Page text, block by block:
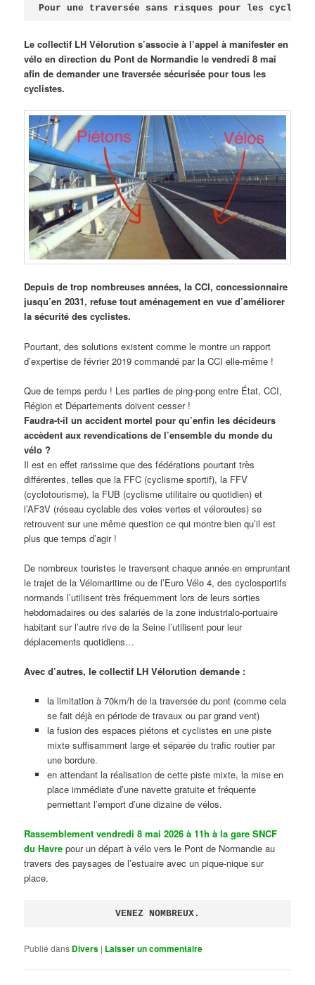
Pour une traversée sans risques pour les
Le collectif LH Vélorution s’associe à l’appel à manifester en
vélo en direction du Pont de Normandie le vendredi 8 mai
afin de demander une traversée sécurisée pour tous les
cyclistes.
Depuis de trop nombreuses années, la CCI, concessionnaire
jusqu’en 2031, refuse tout aménagement en vue d’améliorer
la sécurité des cyclistes.
Pourtant, des solutions existent comme le montre un rapport
d’expertise de février 2019 commandé par la CCI elle-même !
Que de temps perdu ! Les parties de ping-pong entre État, CCI,
Région et Départements doivent cesser !
Faudra-t-il un accident mortel pour qu’enfin les décideurs
accèdent aux revendications de l’ensemble du monde du
vélo ?
Il est en effet rarissime que des fédérations pourtant très
différentes, telles que la FFC (cyclisme sportif), la FFV
(cyclotourisme), la FUB (cyclisme utilitaire ou quotidien) et
l’AF3V (réseau cyclable des voies vertes et véloroutes) se
retrouvent sur une même question ce qui montre bien qu’il est
plus que temps d’agir !
De nombreux touristes le traversent chaque année en empruntant
le trajet de la Vélomaritime ou de l’Euro Vélo 4, des cyclosportifs
normands l’utilisent très fréquemment lors de leurs sorties
hebdomadaires ou des salariés de la zone industrialo-portuaire
habitant sur l’autre rive de la Seine l’utilisent pour leur
déplacements quotidiens…
Avec d’autres, le collectif LH Vélorution demande :
la limitation à 70km/h de la traversée du pont (comme cela
se fait déjà en période de travaux ou par grand vent)
la fusion des espaces piétons et cyclistes en une piste
mixte suffisamment large et séparée du trafic routier par
une bordure.
en attendant la réalisation de cette piste mixte, la mise en
place immédiate d’une navette gratuite et fréquente
permettant l’emport d’une dizaine de vélos.
Rassemblement vendredi 8 mai 2026 à 11h à la gare SNCF
du Havre pour un départ à vélo vers le Pont de Normandie au
travers des paysages de l’estuaire avec un pique-nique sur
place.
VENEZ NOMBREUX.
Publié dans Divers | Laisser un commentaire